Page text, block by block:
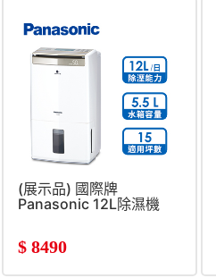
(展示品) 國際牌
Panasonic 12L除濕機
$ 8490